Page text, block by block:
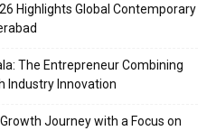
Highlights Global Contemporary
The Entrepreneur Combining
Industry Innovation
Journey with a Focus on